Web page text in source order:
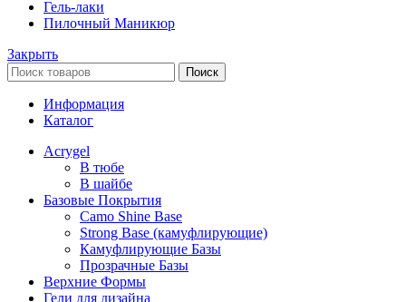
Гель-лаки
Пилочный Маникюр
Закрыть
Поиск
Информация
Каталог
Acrygel
В тюбе
В шайбе
Базовые Покрытия
Camo Shine Base
Strong Base (камуфлирующие)
Камуфлирующие Базы
Прозрачные Базы
Верхние Формы
Гели для дизайна